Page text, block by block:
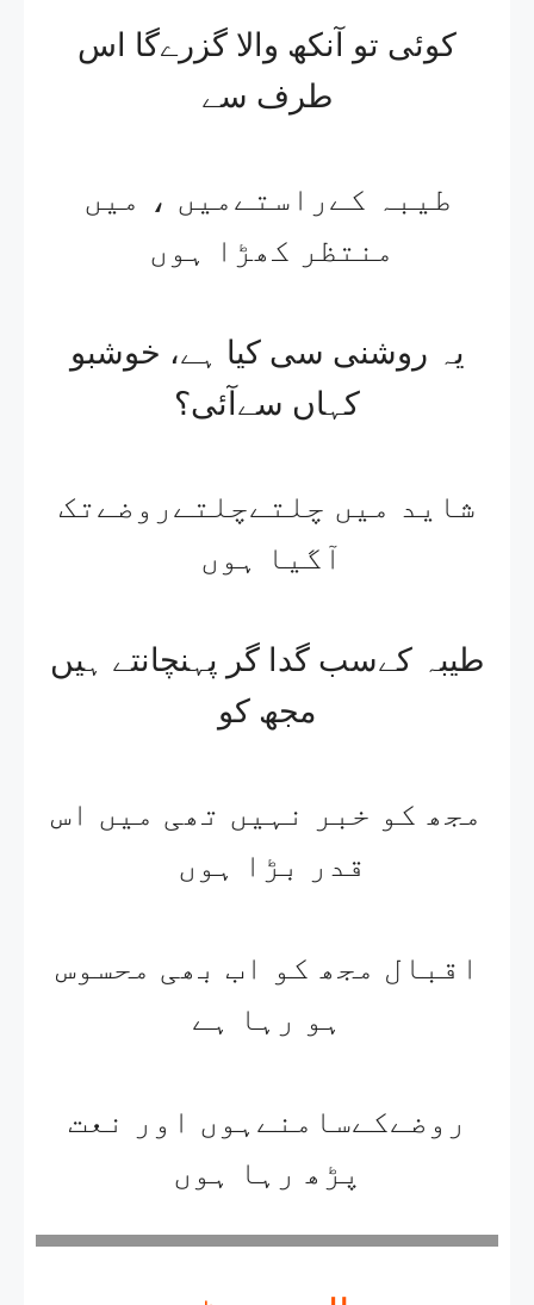
کوئی تو آنکھ والا گزرےگا اس
طرف سے​
طیبہ کےراستےمیں ، میں
منتظر کھڑا ہوں​ ​
یہ روشنی سی کیا ہے، خوشبو
کہاں سےآئی؟​
شاید میں چلتےچلتےروضےتک
آگیا ہوں​ ​
طیبہ کےسب گدا گر پہنچانتے ہیں
مجھ کو​
مجھ کو خبر نہیں تھی میں اس
قدر بڑا ہوں​ ​
اقبال مجھ کو اب بھی محسوس
ہو رہا ہے​
روضےکےسامنےہوں اور نعت
پڑھ رہا ہوں